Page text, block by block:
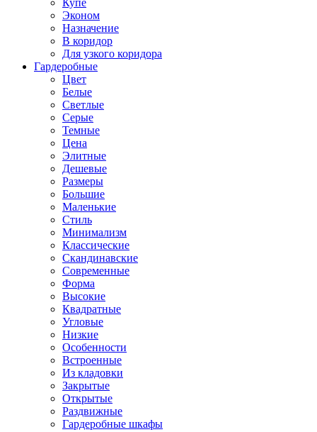
Купе
Эконом
Назначение
В коридор
Для узкого коридора
Гардеробные
Цвет
Белые
Светлые
Серые
Темные
Цена
Элитные
Дешевые
Размеры
Большие
Маленькие
Стиль
Минимализм
Классические
Скандинавские
Современные
Форма
Высокие
Квадратные
Угловые
Низкие
Особенности
Встроенные
Из кладовки
Закрытые
Открытые
Раздвижные
Гардеробные шкафы